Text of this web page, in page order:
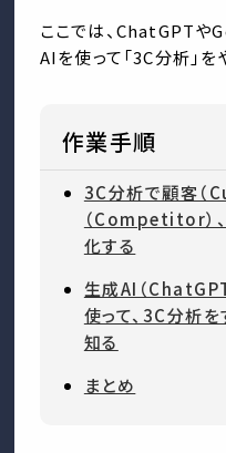
ここでは、ChatGPTや
AIを使って「3C分析」を
作業手順
3C分析で顧客（
（Competitor）
化する
生成AI（
使って、3C分析
知る
まとめ